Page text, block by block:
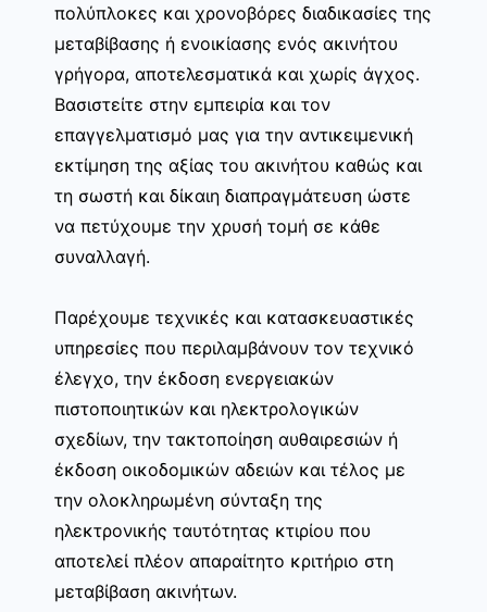
πολύπλοκες και χρονοβόρες διαδικασίες της
μεταβίβασης ή ενοικίασης ενός ακινήτου
γρήγορα, αποτελεσματικά και χωρίς άγχος.
Βασιστείτε στην εμπειρία και τον
επαγγελματισμό μας για την αντικειμενική
εκτίμηση της αξίας του ακινήτου καθώς και
τη σωστή και δίκαιη διαπραγμάτευση ώστε
να πετύχουμε την χρυσή τομή σε κάθε
συναλλαγή.
Παρέχουμε τεχνικές και κατασκευαστικές
υπηρεσίες που περιλαμβάνουν τον τεχνικό
έλεγχο, την έκδοση ενεργειακών
πιστοποιητικών και ηλεκτρολογικών
σχεδίων, την τακτοποίηση αυθαιρεσιών ή
έκδοση οικοδομικών αδειών και τέλος με
την ολοκληρωμένη σύνταξη της
ηλεκτρονικής ταυτότητας κτιρίου που
αποτελεί πλέον απαραίτητο κριτήριο στη
μεταβίβαση ακινήτων.